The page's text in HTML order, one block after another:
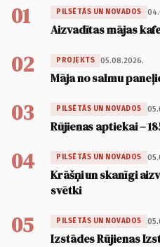
01 PILSĒTĀS UN NOVADOS
Aizvadītas mājas
02 PROJEKTS 05.08.2026.
Māja no salmu
03 PILSĒTĀS UN NOVADOS
Rūjienas aptiekai –
04 PILSĒTĀS UN NOVADOS
Krāšņi un skanīgi
svētki
05 PILSĒTĀS UN NOVADOS
Izstādes Rūjienas